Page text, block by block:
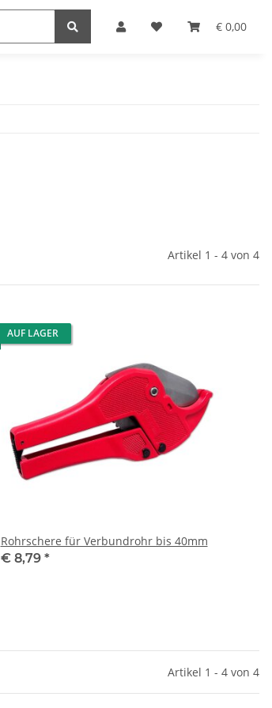
€ 0,00
Artikel 1 - 4 von 4
AUF LAGER
Rohrschere für Verbundrohr bis 40mm
€ 8,79 *
Artikel 1 - 4 von 4